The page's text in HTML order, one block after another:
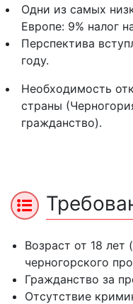
Одни из самых
Европе: 9% налог
Перспектива
году.
Необходимость
страны
гражданство).
Возраст от 18 лет
черногорского
Гражданство за
Отсутствие